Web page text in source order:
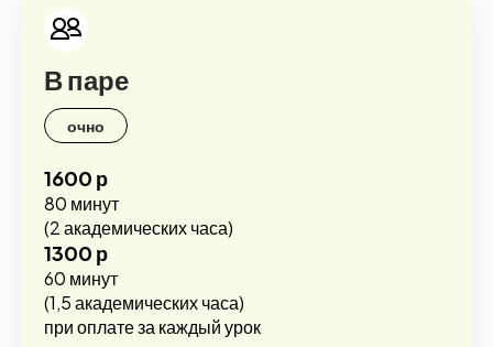
В паре
очно
1600 р
80 минут
(2 академических часа)
1300 р
60 минут
(1,5 академических часа)
при оплате за каждый урок